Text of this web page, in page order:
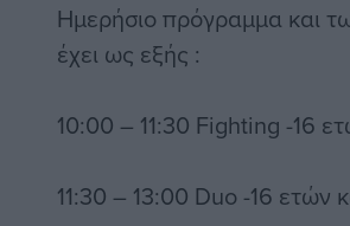
Ημερήσιο πρόγραμμα και
έχει ως εξής :
10:00 – 11:30 Fighting -16
11:30 – 13:00 Duo -16 ετών